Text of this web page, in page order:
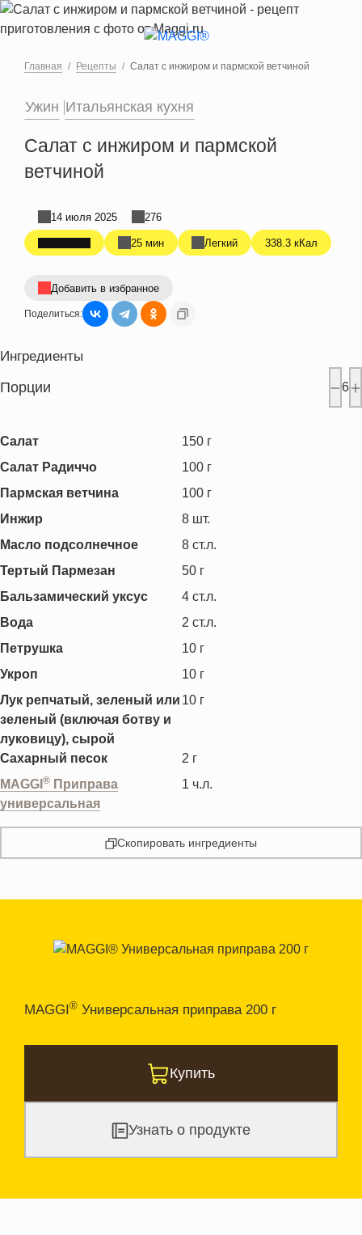
Перейти к основному содержанию
Главная Рецепты Салат с инжиром и пармской ветчиной
Ужин Итальянская кухня
Салат с инжиром и пармской
ветчиной
25 мин Легкий 338.3 кКал
14 июля 2025 276
Добавить в избранное
Поделиться:
Ингредиенты
Порции 6
Салат 150 г
Салат Радиччо
100 г
Пармская ветчина
100 г
Инжир
8 шт.
Масло подсолнечное
8 ст.л.
Тертый Пармезан
50 г
Бальзамический уксус
4 ст.л.
Вода
2 ст.л.
Петрушка
10 г
Укроп
10 г
Лук репчатый, зеленый или
зеленый (включая ботву и
луковицу), сырой
10 г
Сахарный песок 2 г
MAGGI ® Приправа
универсальная
1 ч.л.
Скопировать ингредиенты
MAGGI® Универсальная приправа 200 г
Купить
Узнать о продукте